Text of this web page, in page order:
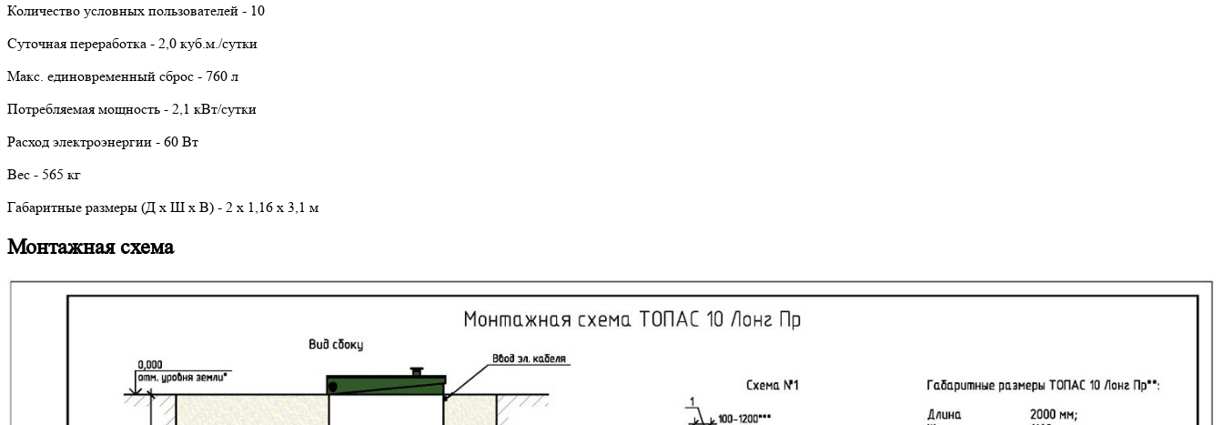
Количество условных пользователей - 10
Суточная переработка - 2,0 куб.м./сутки
Макс. единовременный сброс - 760 л
Потребляемая мощность - 2,1 кВт/сутки
Расход электроэнергии - 60 Вт
Вес - 565 кг
Габаритные размеры (Д х Ш х В) - 2 х 1,16 х 3,1 м
Монтажная схема